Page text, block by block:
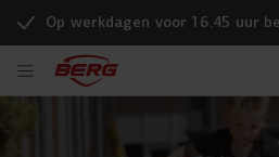
Op werkdagen voor 16.45 uur